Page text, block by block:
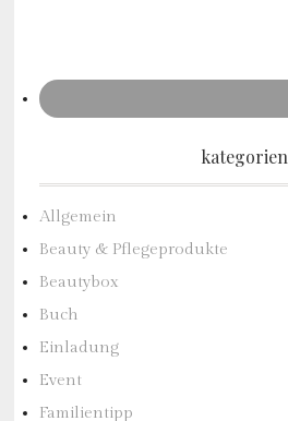
kategorien
Allgemein
Beauty & Pflegeprodukte
Beautybox
Buch
Einladung
Event
Familientipp